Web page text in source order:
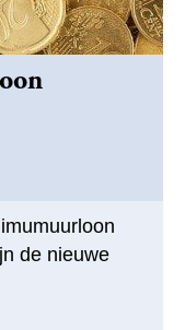
de nieuwe